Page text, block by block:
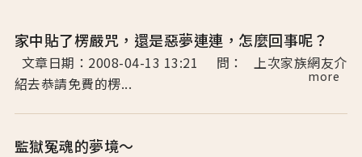
家中貼了楞嚴咒，還是惡夢連連，怎麼回事呢？
文章日期：2008-04-13 13:21 問： 上次家族網友介
紹去恭請免費的楞...
more
監獄冤魂的夢境～